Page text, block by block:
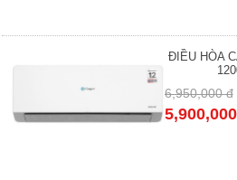
ĐIỀU HÒA
6,950,000 đ